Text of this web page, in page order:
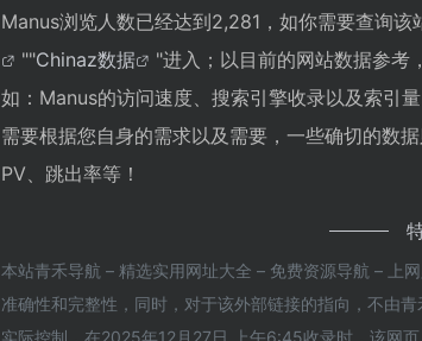
Manus浏览人数已经达到2,281，如你需要查询
""Chinaz数据
"进入；以目前的网站数据参考
如：Manus的访问速度、搜索引擎收录以及索引
需要根据您自身的需求以及需要，一些确切的数
PV、跳出率等！
本站青禾导航 – 精选实用网址大全 – 免费资源导航 – 上
准确性和完整性，同时，对于该外部链接的指向，不由
实际控制，在2025年12月27日 上午6:45收录时，该网